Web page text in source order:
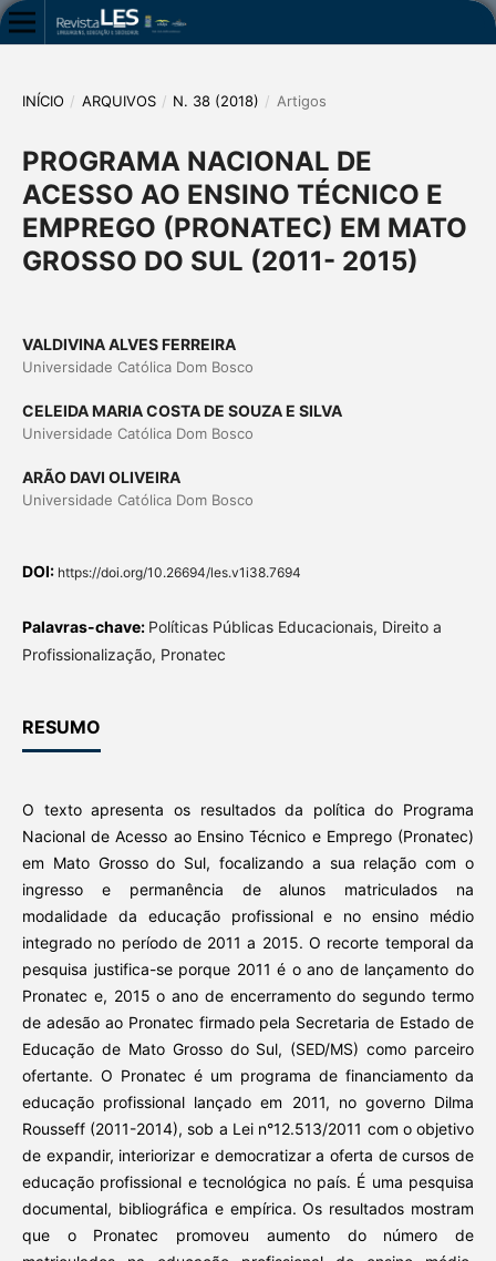
INÍCIO / ARQUIVOS / N. 38 (2018) / Artigos
PROGRAMA NACIONAL DE
ACESSO AO ENSINO TÉCNICO E
EMPREGO (PRONATEC) EM MATO
GROSSO DO SUL (2011- 2015)
VALDIVINA ALVES FERREIRA
Universidade Católica Dom Bosco
CELEIDA MARIA COSTA DE SOUZA E SILVA
Universidade Católica Dom Bosco
ARÃO DAVI OLIVEIRA
Universidade Católica Dom Bosco
DOI: https://doi.org/10.26694/les.v1i38.7694
Palavras-chave: Políticas Públicas Educacionais, Direito a
Profissionalização, Pronatec
RESUMO
O texto apresenta os resultados da política do Programa
Nacional de Acesso ao Ensino Técnico e Emprego (Pronatec)
em Mato Grosso do Sul, focalizando a sua relação com o
ingresso e permanência de alunos matriculados na
modalidade da educação profissional e no ensino médio
integrado no período de 2011 a 2015. O recorte temporal da
pesquisa justifica-se porque 2011 é o ano de lançamento do
Pronatec e, 2015 o ano de encerramento do segundo termo
de adesão ao Pronatec firmado pela Secretaria de Estado de
Educação de Mato Grosso do Sul, (SED/MS) como parceiro
ofertante. O Pronatec é um programa de financiamento da
educação profissional lançado em 2011, no governo Dilma
Rousseff (2011-2014), sob a Lei n°12.513/2011 com o objetivo
de expandir, interiorizar e democratizar a oferta de cursos de
educação profissional e tecnológica no país. É uma pesquisa
documental, bibliográfica e empírica. Os resultados mostram
que o Pronatec promoveu aumento do número de